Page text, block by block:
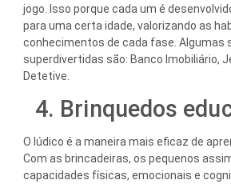
jogo. Isso porque cada um é
para uma certa idade, valorizando as
conhecimentos de cada fase. Algumas
superdivertidas são: Banco Imobiliário,
Detetive.
4. Brinquedos
O lúdico é a maneira mais eficaz de
Com as brincadeiras, os pequenos
capacidades físicas, emocionais e